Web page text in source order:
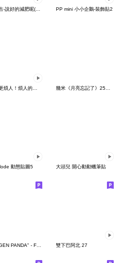
法鬥皮古-說好的減肥呢(第15彈) PP mini 小小企鵝-裝飾貼2
幾米《月亮忘記了》25周年 x 晴天P莉
動態貼圖5 大頭兒 開心動動蠟筆貼
"GOKIGEN PANDA" - Feeling / global 雙下巴阿北 27